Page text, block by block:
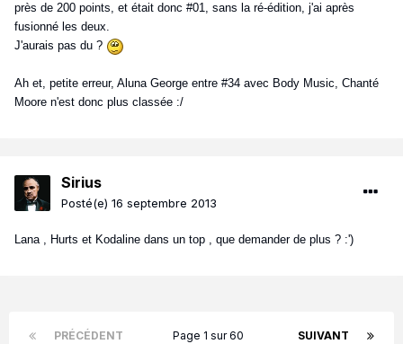
près de 200 points, et était donc #01, sans la ré-édition, j'ai après
fusionné les deux.
J'aurais pas du ?
Ah et, petite erreur, Aluna George entre #34 avec Body Music, Chanté
Moore n'est donc plus classée :/
Sirius
Posté(e) 16 septembre 2013
Lana , Hurts et Kodaline dans un top , que demander de plus ? :')
PRÉCÉDENT SUIVANT
Page 1 sur 60